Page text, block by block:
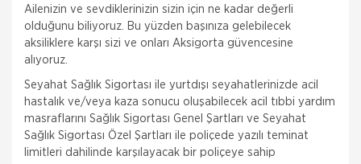
ŞUBELERIMIZ
ŞUBE BAŞVURUSU
MÜŞTERI GIRIŞI
TEKLİF AL
Ailenizin ve sevdiklerinizin sizin için ne kadar değerli
olduğunu biliyoruz. Bu yüzden başınıza gelebilecek
aksiliklere karşı sizi ve onları Aksigorta güvencesine
alıyoruz.
Seyahat Sağlık Sigortası ile yurtdışı seyahatlerinizde acil
hastalık ve/veya kaza sonucu oluşabilecek acil tıbbi yardım
masraflarını Sağlık Sigortası Genel Şartları ve Seyahat
Sağlık Sigortası Özel Şartları ile poliçede yazılı teminat
limitleri dahilinde karşılayacak bir poliçeye sahip